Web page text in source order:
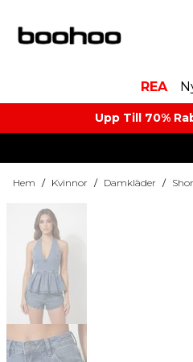
REA
Upp Till 70%
Hem / Kvinnor / Damkläder /